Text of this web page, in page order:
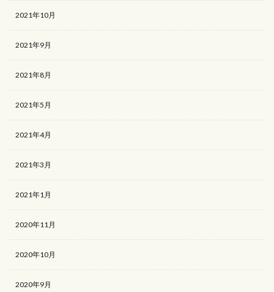
2021年10月
2021年9月
2021年8月
2021年5月
2021年4月
2021年3月
2021年1月
2020年11月
2020年10月
2020年9月